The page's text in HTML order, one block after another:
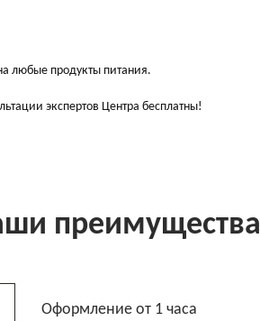
любые продукты питания.
экспертов Центра бесплатны!
преимущества
Оформление от 1 часа